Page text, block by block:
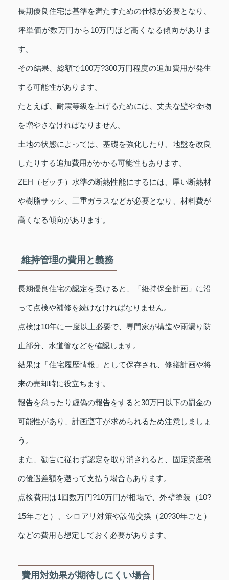
長期優良住宅は基準を満たすための仕様が必要となり、
坪単価が数万円から10万円ほど高くなる傾向がありま
す。
その結果、総額で100万?300万円程度の追加費用が発生
する可能性があります。
たとえば、耐震等級を上げるためには、丈夫な壁や金物
を増やさなければなりません。
土地の状態によっては、基礎を強化したり、地盤を改良
したりする追加費用がかかる可能性もあります。
ZEH（ゼッチ）水準の断熱性能にするには、厚い断熱材
や樹脂サッシ、三重ガラスなどが必要となり、材料費が
高くなる傾向があります。
維持管理の費用と義務
長期優良住宅の認定を受けると、「維持保全計画」に沿
って点検や補修を続けなければなりません。
点検は10年に一度以上必要で、専門家が構造や雨漏り防
止部分、水道管などを確認します。
結果は「住宅履歴情報」として保存され、修繕計画や将
来の売却時に役立ちます。
報告を怠ったり虚偽の報告をすると30万円以下の罰金の
可能性があり、計画遵守が求められるため注意しましょ
う。
また、勧告に従わず認定を取り消されると、固定資産税
の優遇差額を遡って支払う場合もあります。
点検費用は1回数万円?10万円が相場で、外壁塗装（10?
15年ごと）、シロアリ対策や設備交換（20?30年ごと）
などの費用も想定しておく必要があります。
費用対効果が期待しにくい場合